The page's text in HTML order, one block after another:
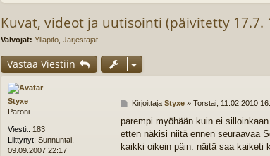
Kuvat, videot ja uutisointi (päivitetty 17.7.
Valvojat: Ylläpito Järjestäjät
Vastaa Viestiin
Styxe
Paroni
Viestit: 183
Liittynyt: Sunnuntai,
09.09.2007 22:17
V
e
s
t
Kirjoittaja Styxe» Torstai, 11.02.2010
parempi myöhään kuin ei
etten näkisi niitä ennen seuraavaa
kaikki oikein päin. näitä saa kaiketi